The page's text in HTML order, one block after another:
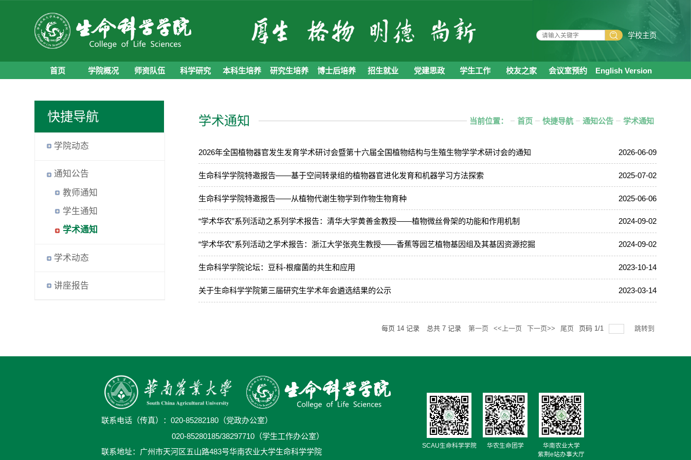
学校主页
首页 学院概况 师资队伍 科学研究 本科生培养 研究生培养 博士后培养 招生就业 党建思政 学生工作 校友之家 会议室预约 English Version
快捷导航
学院动态
通知公告
教师通知
学生通知
学术通知
学术动态
讲座报告
学术通知 当前位置： 首页 快捷导航 通知公告 学术通知
2026年全国植物器官发生发育学术研讨会暨第十六届全国植物结构与生殖生物学学术研讨会的通知 2026-06-09
生命科学学院特邀报告——基于空间转录组的植物器官进化发育和机器学习方法探索 2025-07-02
生命科学学院特邀报告——从植物代谢生物学到作物生物育种 2025-06-06
“学术华农”系列活动之系列学术报告：清华大学黄善金教授——植物微丝骨架的功能和作用机制 2024-09-02
“学术华农”系列活动之学术报告：浙江大学张亮生教授——香蕉等园艺植物基因组及其基因资源挖掘 2024-09-02
生命科学学院论坛：豆科-根瘤菌的共生和应用 2023-10-14
关于生命科学学院第三届研究生学术年会遴选结果的公示 2023-03-14
每页 14记录 总共 7记录 第一页 <<上一页 下一页>> 尾页 页码 1/1 跳转到
联系电话（传真）：020-85282180（党政办公室）
020-85280185/38297710（学生工作办公室）
联系地址：广州市天河区五山路483号华南农业大学生命科学学院
SCAU生命科学学院 华农生命团学
华南农业大学
紫荆e站办事大厅